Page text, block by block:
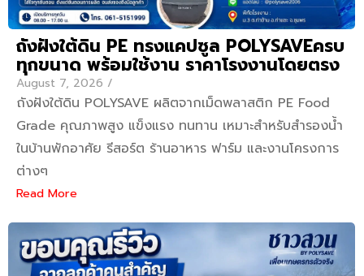
ถังฝังใต้ดิน PE ทรงแคปซูล POLYSAVEครบ
ทุกขนาด พร้อมใช้งาน ราคาโรงงานโดยตรง
August 7, 2026 /
ถังฝังใต้ดิน POLYSAVE ผลิตจากเม็ดพลาสติก PE Food
Grade คุณภาพสูง แข็งแรง ทนทาน เหมาะสำหรับสำรองน้ำ
ในบ้านพักอาศัย รีสอร์ต ร้านอาหาร ฟาร์ม และงานโครงการ
ต่างๆ
Read More